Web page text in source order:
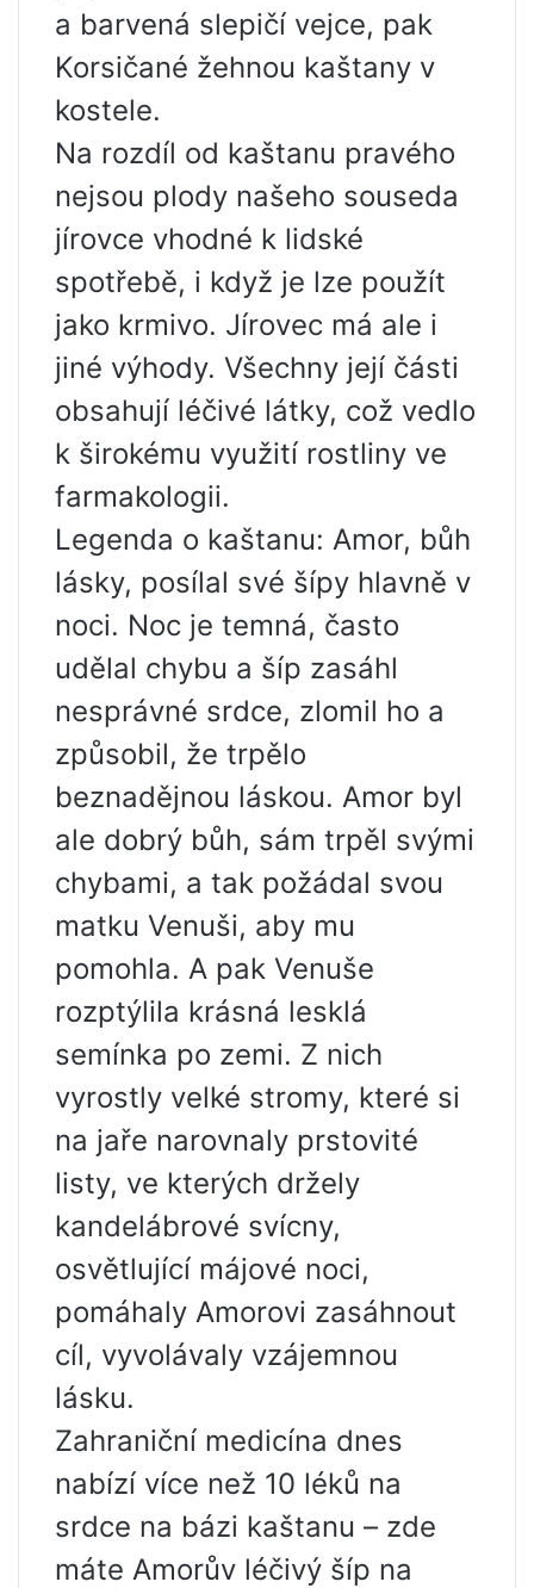
a barvená slepičí vejce, pak
Korsičané žehnou kaštany v
kostele.
Na rozdíl od kaštanu pravého
nejsou plody našeho souseda
jírovce vhodné k lidské
spotřebě, i když je lze použít
jako krmivo. Jírovec má ale i
jiné výhody. Všechny její části
obsahují léčivé látky, což vedlo
k širokému využití rostliny ve
farmakologii.
Legenda o kaštanu: Amor, bůh
lásky, posílal své šípy hlavně v
noci. Noc je temná, často
udělal chybu a šíp zasáhl
nesprávné srdce, zlomil ho a
způsobil, že trpělo
beznadějnou láskou. Amor byl
ale dobrý bůh, sám trpěl svými
chybami, a tak požádal svou
matku Venuši, aby mu
pomohla. A pak Venuše
rozptýlila krásná lesklá
semínka po zemi. Z nich
vyrostly velké stromy, které si
na jaře narovnaly prstovité
listy, ve kterých držely
kandelábrové svícny,
osvětlující májové noci,
pomáhaly Amorovi zasáhnout
cíl, vyvolávaly vzájemnou
lásku.
Zahraniční medicína dnes
nabízí více než 10 léků na
srdce na bázi kaštanu – zde
máte Amorův léčivý šíp na